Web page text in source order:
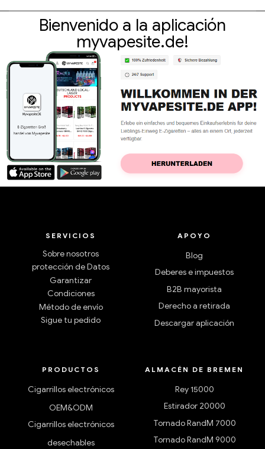
Bienvenido a la aplicación
myvapesite.de!
SERVICIOS
Sobre nosotros
protección de Datos
Garantizar
Condiciones
Método de envío
Sigue tu pedido
APOYO
Blog
Deberes e impuestos
B2B mayorista
Derecho a retirada
Descargar aplicación
PRODUCTOS
Cigarrillos electrónicos
OEM&ODM
Cigarrillos electrónicos
desechables
ALMACÉN DE BREMEN
Rey 15000
Estirador 20000
Tornado RandM 7000
Tornado RandM 9000